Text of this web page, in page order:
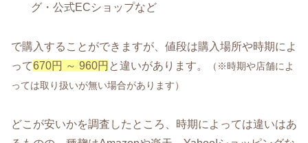
グ・公式ECショップなど
で購入することができますが、値段は購入場所や時期によ
って670円 ～ 960円 と違いがあります。
（※時期や店舗によ
っては取り扱いが無い場合があります）
どこが安いかを調査したところ、時期によっては違いはあ